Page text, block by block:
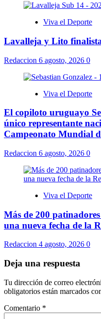
Viva el Deporte
Lavalleja y Lito
Redaccion 6 agosto, 2026 0
Viva el Deporte
El copiloto uruguayo
único representante
Campeonato Mundial
Redaccion 6 agosto, 2026 0
Viva el Deporte
Más de 200
una nueva fecha de la
Redaccion 4 agosto, 2026 0
Deja una respuesta
Tu dirección de correo
obligatorios están marcados
Comentario *